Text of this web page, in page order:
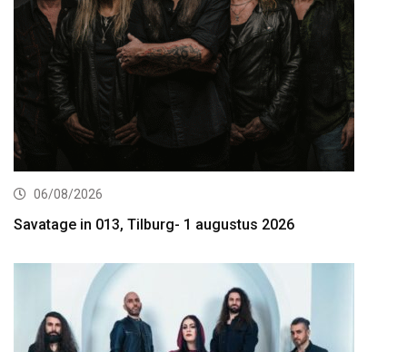
06/08/2026
Savatage in 013, Tilburg- 1 augustus 2026